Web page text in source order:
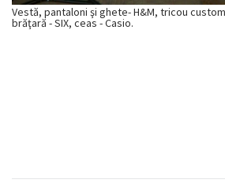
Vestă, pantaloni şi ghete- H&M, tricou
brăţară - SIX, ceas - Casio.